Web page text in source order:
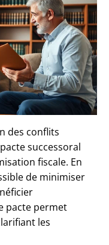
des conflits
successoral
fiscale. En
de minimiser
pacte permet
les